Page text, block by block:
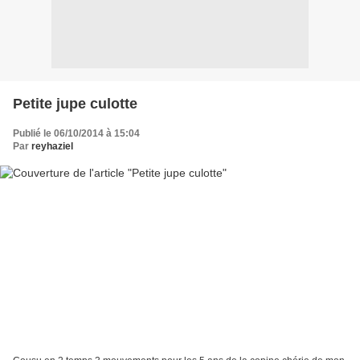
Petite jupe culotte
Publié le 06/10/2014 à 15:04
Par reyhaziel